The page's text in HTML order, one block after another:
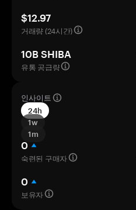
$12.97
거래량 (24시간)
10B SHIBA
유통 공급량
인사이트
24h
1w
1m
0
숙련된 구매자
0
보유자